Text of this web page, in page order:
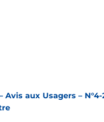
Avis aux Usagers –